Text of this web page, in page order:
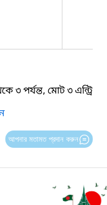
৩ পর্যন্ত, মোট ৩ এন্ট্রি
আপনার মতামত প্রদান করুন